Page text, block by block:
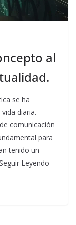
al
se ha
diaria.
comunicación
para
tenido un
Leyendo